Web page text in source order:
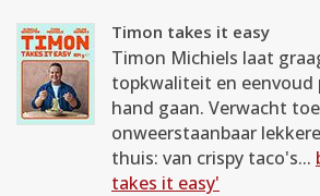
Timon takes it easy
Timon Michiels laat
topkwaliteit en eenvoud
hand gaan. Verwacht
onweerstaanbaar
thuis: van crispy taco's...
takes it easy'